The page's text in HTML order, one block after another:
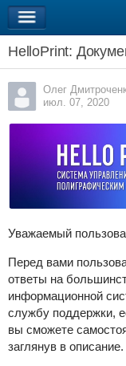
HelloPrint:
Олег
июл. 07, 2020
Уважаемый
Перед вами
ответы на
информационной
службу поддержки,
вы сможете
заглянув в описание.